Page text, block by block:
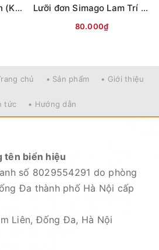
Lưỡi đơn Simago Titan (Không ngạnh) Lưỡi đơn Simago Lam Trí Đao Phong
80.000₫
chủ • Sản phẩm • Giới thiệu
tức • Hướng dẫn
tên biển hiệu
số 8029554291 do phòng
Đa thành phố Hà Nội cấp
Liên, Đống Đa, Hà Nội